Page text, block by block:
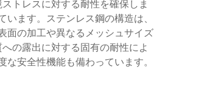
トレスに対する耐性を確保しま
ます。ステンレス鋼の構造は、
面の加工や異なるメッシュサイズ
の露出に対する固有の耐性によ
安全性機能も備わっています。